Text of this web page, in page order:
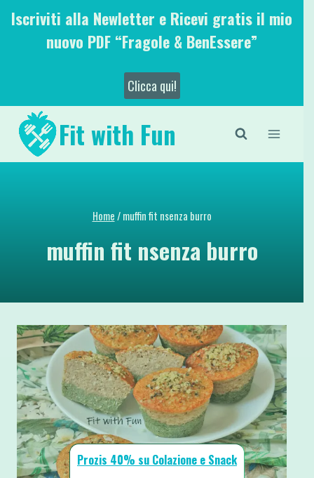
SaltaIscriviti alla Newletter e Ricevi gratis il mio
nuovo PDF “Fragole & BenEssere”
Clicca qui!
Fit with Fun
Home/ muffin fit nsenza burro
muffin fit nsenza burro
Prozis 40% su Colazione e Snack